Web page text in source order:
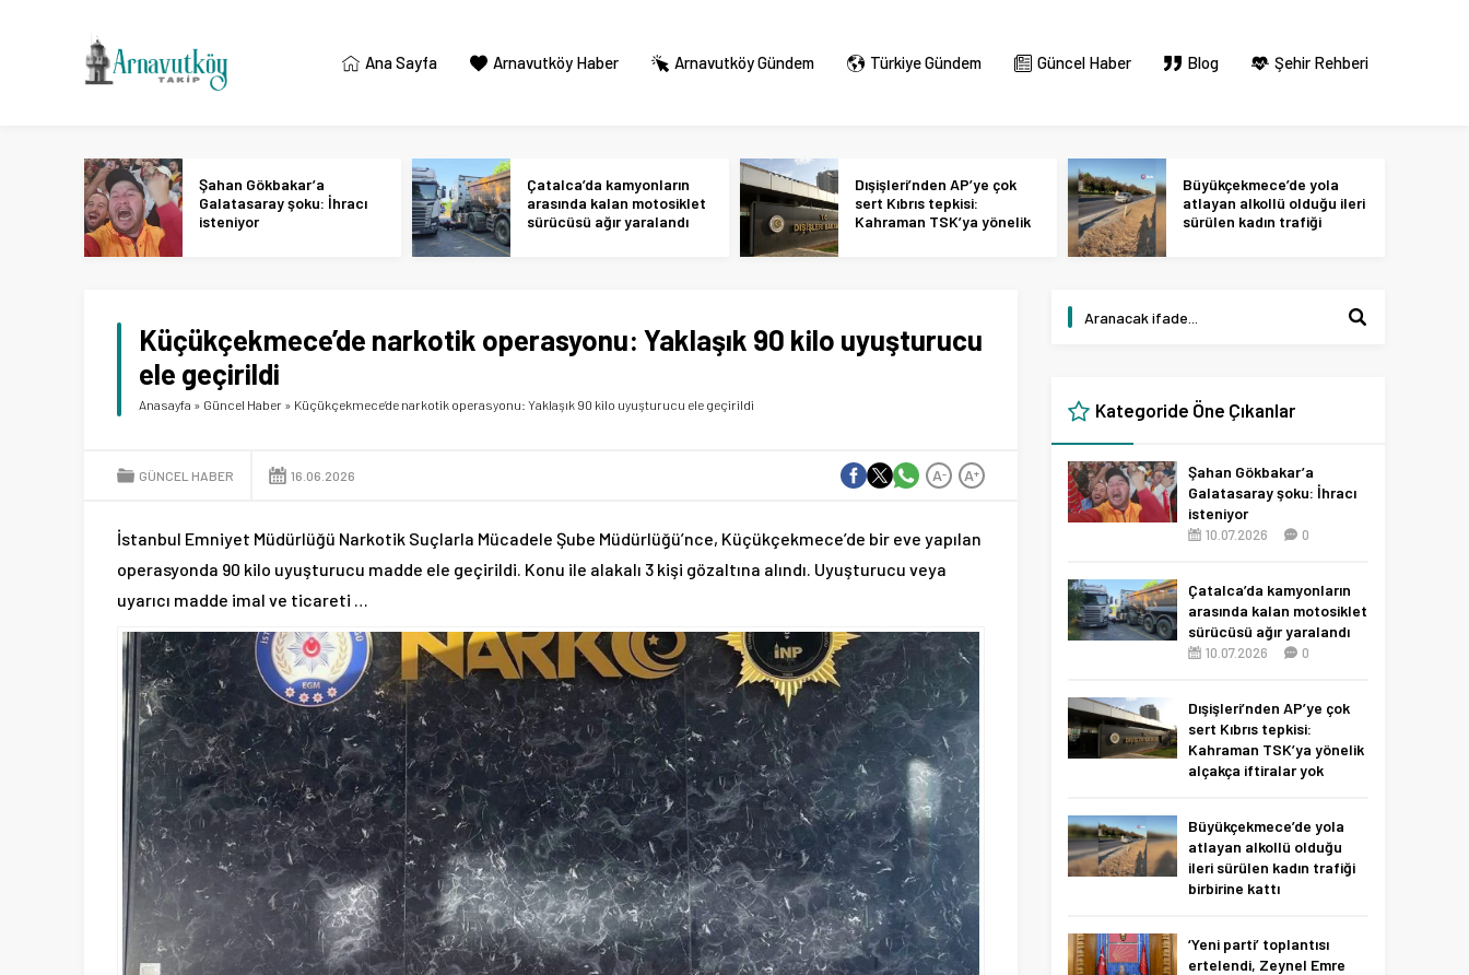
Ana Sayfa Arnavutköy Haber Arnavutköy Gündem Türkiye Gündem Güncel Haber Blog Şehir Rehberi
Şahan Gökbakar’a
Galatasaray şoku: İhracı
isteniyor
Çatalca’da kamyonların
arasında kalan motosiklet
sürücüsü ağır yaralandı
Dışişleri’nden AP’ye çok
sert Kıbrıs tepkisi:
Kahraman TSK’ya yönelik
Büyükçekmece’de yola
atlayan alkollü olduğu ileri
sürülen kadın trafiği
Küçükçekmece’de narkotik operasyonu: Yaklaşık 90 kilo uyuşturucu
ele geçirildi
Anasayfa » Güncel Haber » Küçükçekmece’de narkotik operasyonu: Yaklaşık 90 kilo uyuşturucu ele geçirildi
GÜNCEL HABER 16.06.2026 A+
A-
İstanbul Emniyet Müdürlüğü Narkotik Suçlarla Mücadele Şube Müdürlüğü’nce, Küçükçekmece’de bir eve yapılan
operasyonda 90 kilo uyuşturucu madde ele geçirildi. Konu ile alakalı 3 kişi gözaltına alındı. Uyuşturucu veya
uyarıcı madde imal ve ticareti …
Kategoride Öne Çıkanlar
Şahan Gökbakar’a
Galatasaray şoku: İhracı
isteniyor
10.07.2026 0
Çatalca’da kamyonların
arasında kalan motosiklet
sürücüsü ağır yaralandı
10.07.2026 0
Dışişleri’nden AP’ye çok
sert Kıbrıs tepkisi:
Kahraman TSK’ya yönelik
alçakça iftiralar yok
Büyükçekmece’de yola
atlayan alkollü olduğu
ileri sürülen kadın trafiği
birbirine kattı
‘Yeni parti’ toplantısı
ertelendi, Zeynel Emre